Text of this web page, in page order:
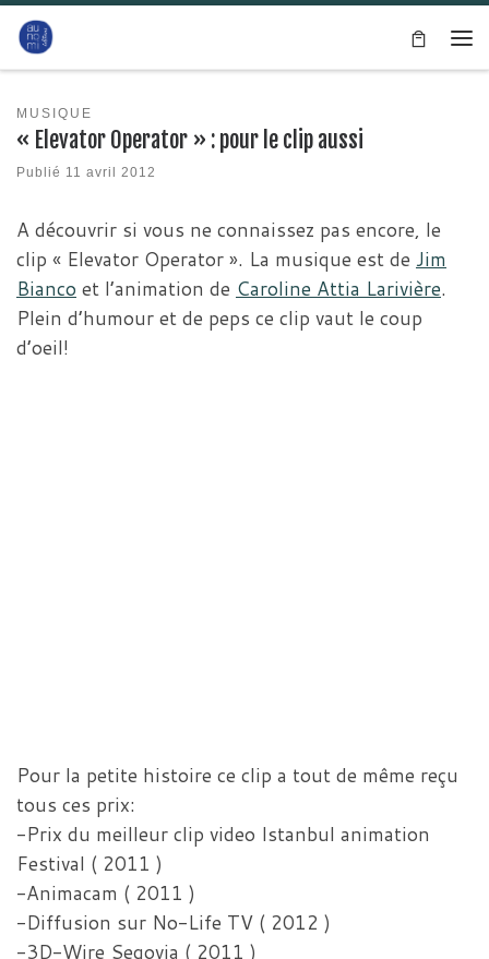
Passer au contenu
MUSIQUE
« Elevator Operator » : pour le clip aussi
Publié 11 avril 2012
A découvrir si vous ne connaissez pas encore, le
clip « Elevator Operator ». La musique est de Jim
Bianco et l’animation de Caroline Attia Larivière.
Plein d’humour et de peps ce clip vaut le coup
d’oeil!
Pour la petite histoire ce clip a tout de même reçu
tous ces prix:
-Prix du meilleur clip video Istanbul animation
Festival ( 2011 )
-Animacam ( 2011 )
-Diffusion sur No-Life TV ( 2012 )
-3D-Wire Segovia ( 2011 )